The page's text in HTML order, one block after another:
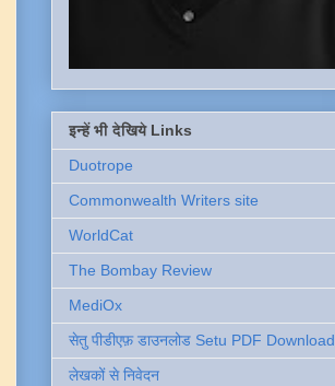
इन्हें भी देखिये Links
Duotrope
Commonwealth Writers site
WorldCat
The Bombay Review
MediOx
सेतु पीडीएफ़ डाउनलोड Setu PDF Download
लेखकों से निवेदन